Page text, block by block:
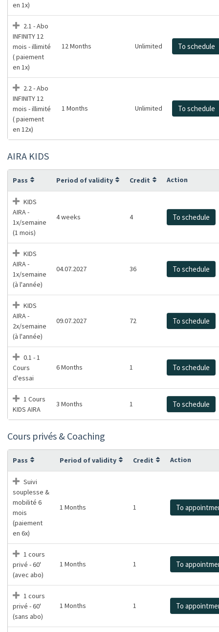
en 1x)
2.1 - Abo
INFINITY 12
mois - illimité
( paiement
en 1x)
12 Months Unlimited To schedule
2.2 - Abo
INFINITY 12
mois - illimité
( paiement
en 12x)
1 Months Unlimited To schedule
AIRA KIDS
Pass Period of validity Credit Action
KIDS
AIRA -
1x/semaine
(1 mois)
4 weeks 4 To schedule
KIDS
AIRA -
1x/semaine
(à l'année)
04.07.2027 36 To schedule
KIDS
AIRA -
2x/semaine
(à l'année)
09.07.2027 72 To schedule
0.1 - 1
Cours
d'essai
6 Months 1 To schedule
1 Cours
KIDS AIRA
3 Months 1 To schedule
Cours privés & Coaching
Pass Period of validity Credit Action
Suivi
souplesse &
mobilité 6
mois
(paiement
en 6x)
1 Months 1 To
1 cours
privé - 60'
(avec abo)
1 Months 1 To
1 cours
privé - 60'
(sans abo)
1 Months 1 To